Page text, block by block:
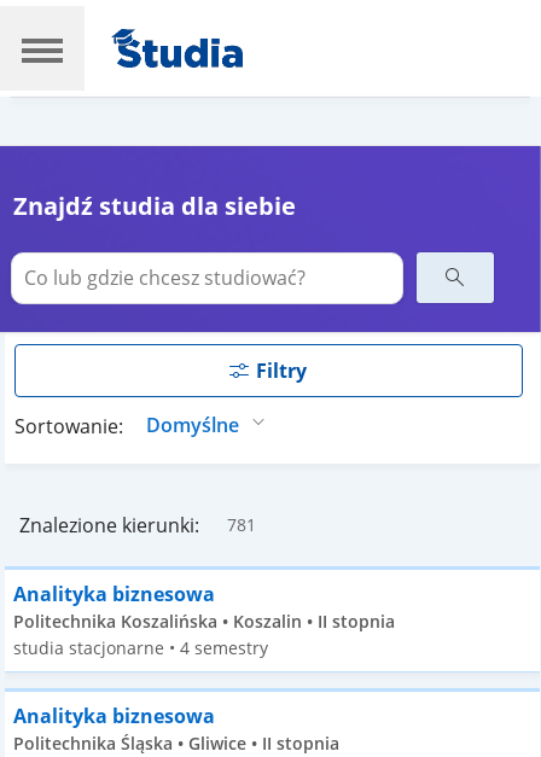
Znajdź studia dla siebie
Filtry
Sortowanie:
Znalezione kierunki: 781
Analityka biznesowa
Politechnika Koszalińska • Koszalin • II stopnia
studia stacjonarne • 4 semestry
Analityka biznesowa
Politechnika Śląska • Gliwice • II stopnia